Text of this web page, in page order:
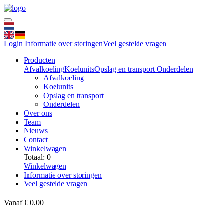
Login Informatie over storingenVeel gestelde vragen
Producten
AfvalkoelingKoelunitsOpslag en transport Onderdelen
Afvalkoeling
Koelunits
Opslag en transport
Onderdelen
Over ons
Team
Nieuws
Contact
Winkelwagen
Totaal: 0
Winkelwagen
Informatie over storingen
Veel gestelde vragen
Vanaf€ 0,00